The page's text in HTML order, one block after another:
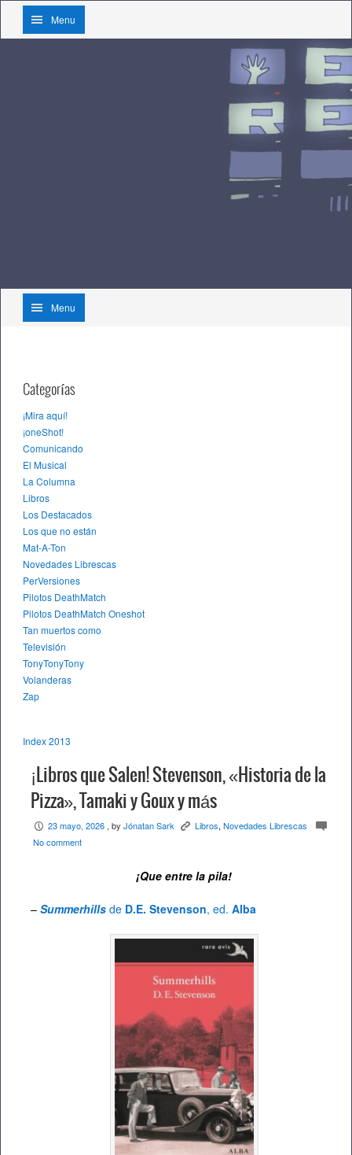
Menu
Menu
Categorías
¡Mira aquí!
¡oneShot!
Comunicando
El Musical
La Columna
Libros
Los Destacados
Los que no están
Mat-A-Ton
Novedades Librescas
PerVersiones
Pilotos DeathMatch
Pilotos DeathMatch Oneshot
Tan muertos como
Televisión
TonyTonyTony
Volanderas
Zap
Index 2013
¡Libros que Salen! Stevenson, «Historia de la
Pizza», Tamaki y Goux y más
P 23 mayo, 2026 , by Jónatan Sark K Libros,Novedades Librescas c
No comment
¡Que entre la pila!
– Summerhills de D.E. Stevenson, ed. Alba